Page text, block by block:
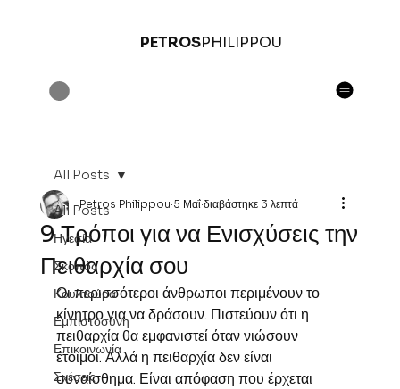
PETROSPHILIPPOU
All Posts
Ηγεσία
Σκοπός
Κουλτούρα
Εμπιστοσύνη
Επικοινωνία
Σχέσεις
All Posts
9 Τρόποι για να Ενισχύσεις την
Πειθαρχία σου
Petros Philippou 5 Μαΐ διαβάστηκε 3 λεπτά
Οι περισσότεροι άνθρωποι περιμένουν το
κίνητρο για να δράσουν. Πιστεύουν ότι η
πειθαρχία θα εμφανιστεί όταν νιώσουν
έτοιμοι. Αλλά η πειθαρχία δεν είναι
συναίσθημα. Είναι απόφαση που έρχεται